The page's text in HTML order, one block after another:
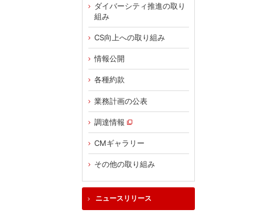
ダイバーシティ推進の取り
組み
CS向上への取り組み
情報公開
各種約款
業務計画の公表
調達情報
CMギャラリー
その他の取り組み
ニュースリリース